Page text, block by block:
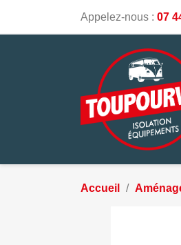
Appelez-nous : 07
Accueil